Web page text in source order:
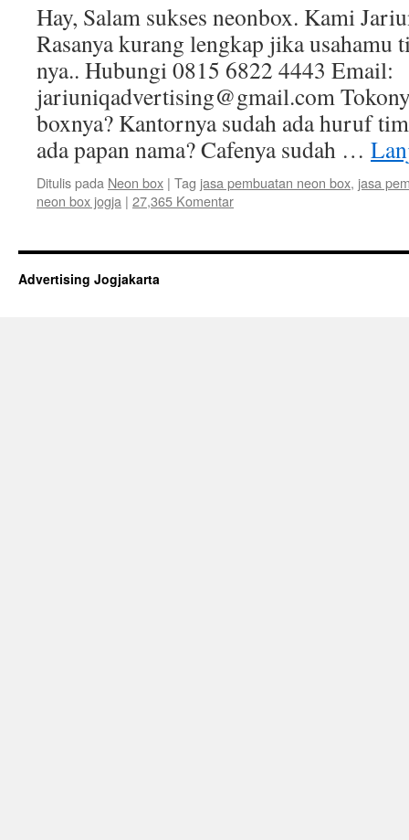
Hay, Salam sukses neonbox. Kami
Rasanya kurang lengkap jika usahamu
nya.. Hubungi 0815 6822 4443 Email:
jariuniqadvertising@gmail.com
boxnya? Kantornya sudah ada huruf
ada papan nama? Cafenya sudah …
Ditulis pada Neon box | Tag jasa pembuatan neon box, jasa
neon box jogja | 27,365 Komentar
Advertising Jogjakarta